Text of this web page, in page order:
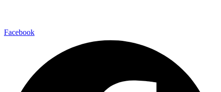
Facebook